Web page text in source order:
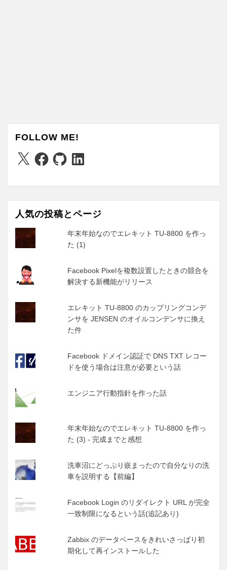
FOLLOW ME!
X Facebook
GitHubLinkedIn
人気の投稿とページ
年末年始なのでエレキット TU-8800 を作っ
た (1)
Facebook Pixelを複数設置したときの競合を
解決する新機能がリリース
エレキット TU-8800 のカップリングコンデ
ンサを JENSEN のオイルコンデンサに換え
た件
Facebook ドメイン認証で DNS TXT レコー
ドを使う場合は注意が必要という話
エンジニア行動指針を作った話
年末年始なのでエレキット TU-8800 を作っ
た (3) - 完成までと感想
洗車沼にどっぷり嵌まったので自分なりの洗
車を説明する【前編】
Facebook Login のリダイレクト URL が完全
一致制限になるという話(追記あり)
Zabbix のデータベースをきれいさっぱり初
期化して再インストールした